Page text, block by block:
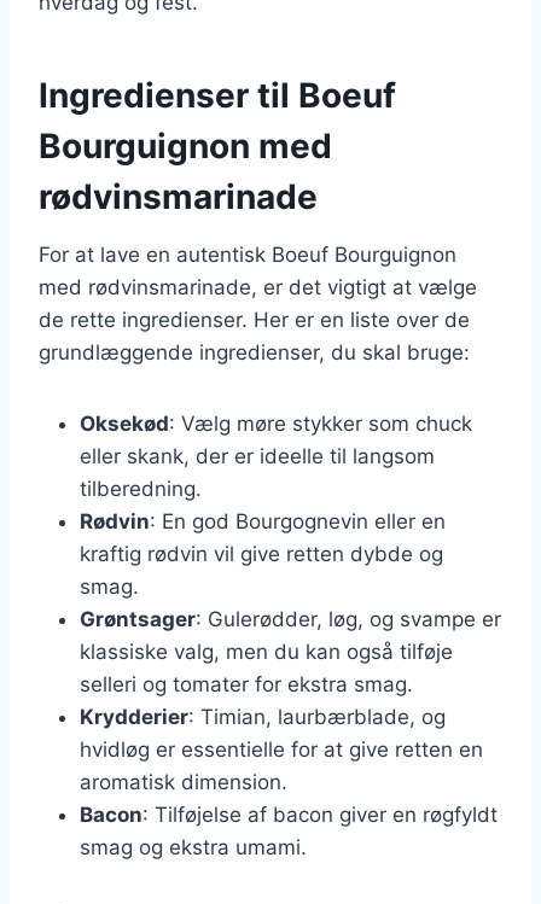
Ingredienser til Boeuf
Bourguignon med
rødvinsmarinade
For at lave en autentisk Boeuf Bourguignon
med rødvinsmarinade, er det vigtigt at vælge
de rette ingredienser. Her er en liste over de
grundlæggende ingredienser, du skal bruge:
Oksekød: Vælg møre stykker som chuck
eller skank, der er ideelle til langsom
tilberedning.
Rødvin: En god Bourgognevin eller en
kraftig rødvin vil give retten dybde og
smag.
Grøntsager: Gulerødder, løg, og svampe er
klassiske valg, men du kan også tilføje
selleri og tomater for ekstra smag.
Krydderier: Timian, laurbærblade, og
hvidløg er essentielle for at give retten en
aromatisk dimension.
Bacon: Tilføjelse af bacon giver en røgfyldt
smag og ekstra umami.